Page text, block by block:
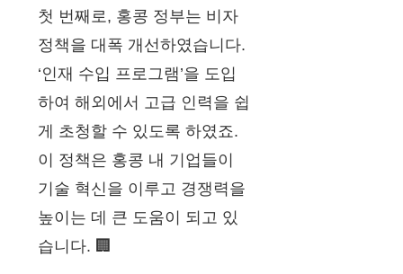
첫 번째로, 홍콩 정부는 비자
정책을 대폭 개선하였습니다.
‘인재 수입 프로그램’을 도입
하여 해외에서 고급 인력을 쉽
게 초청할 수 있도록 하였죠.
이 정책은 홍콩 내 기업들이
기술 혁신을 이루고 경쟁력을
높이는 데 큰 도움이 되고 있
습니다. 🏢